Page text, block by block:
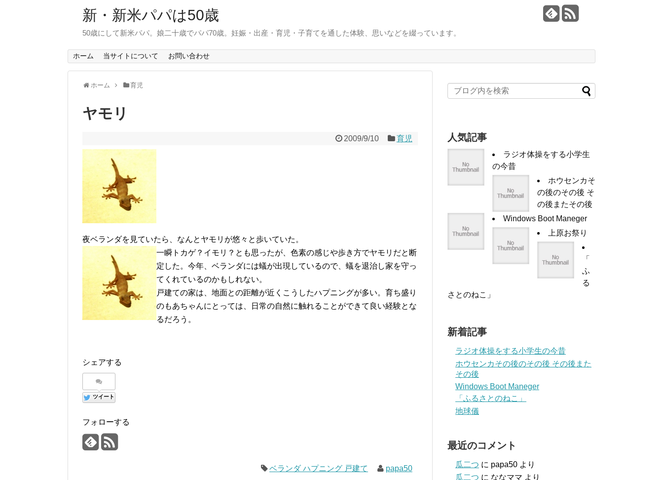
新・新米パパは50歳
50歳にして新米パパ。娘二十歳でパパ70歳。妊娠・出産・育児・子育てを通した体験、思いなどを綴っています。
ホーム 当サイトについて お問い合わせ
ホーム 育児
ヤモリ
2009/9/10 育児
夜ベランダを見ていたら、なんとヤモリが悠々と歩いていた。
一瞬トカゲ？イモリ？とも思ったが、色素の感じや歩き方でヤモリだと断
定した。今年、ベランダには蟻が出現しているので、蟻を退治し家を守っ
てくれているのかもしれない。
戸建ての家は、地面との距離が近くこうしたハプニングが多い。育ち盛り
のもあちゃんにとっては、日常の自然に触れることができて良い経験とな
るだろう。
シェアする
ツイート
フォローする
ベランダ ハプニング 戸建て papa50
人気記事
ラジオ体操をする小学生
の今昔
ホウセンカそ
の後のその後 そ
の後またその後
Windows Boot Maneger
上原お祭り
「
ふ
る
さとのねこ」
新着記事
ラジオ体操をする小学生の今昔
ホウセンカその後のその後 その後また
その後
Windows Boot Maneger
「ふるさとのねこ」
地球儀
最近のコメント
瓜二つ に papa50 より
瓜二つ に ななママ より